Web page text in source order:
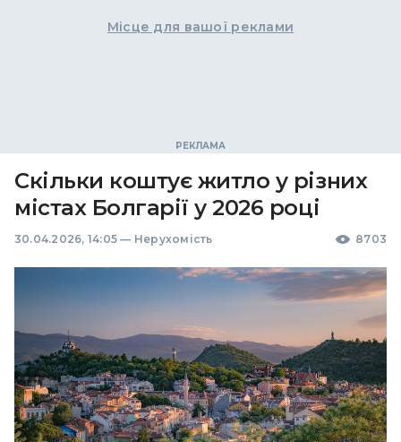
Місце для вашої реклами
Скільки коштує житло у різних
містах Болгарії у 2026 році
30.04.2026, 14:05 — Нерухомість 8703